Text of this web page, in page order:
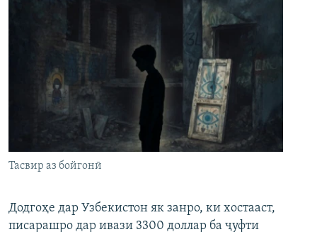
Тасвир аз бойгонӣ
Додгоҳе дар Узбекистон як занро, ки хостааст,
писарашро дар ивази 3300 доллар ба ҷуфти